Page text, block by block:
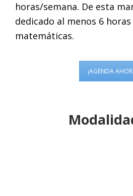
horas/semana. De esta
dedicado al menos 6
matemáticas.
¡AGENDA